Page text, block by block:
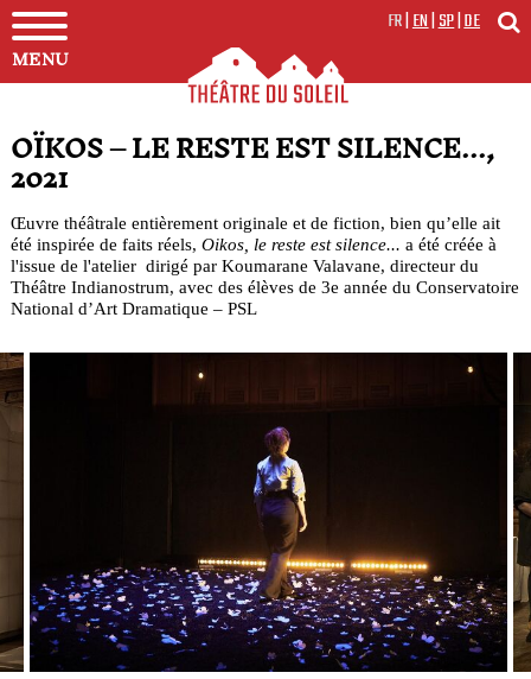
MENU
FR|EN|SP|DE
OÏKOS – LE RESTE EST SILENCE...,
2021
Œuvre théâtrale entièrement originale et de fiction, bien qu’elle ait
été inspirée de faits réels, Oikos, le reste est silence... a été créée à
l'issue de l'atelier dirigé par Koumarane Valavane, directeur du
Théâtre Indianostrum, avec des élèves de 3e année du Conservatoire
National d’Art Dramatique – PSL